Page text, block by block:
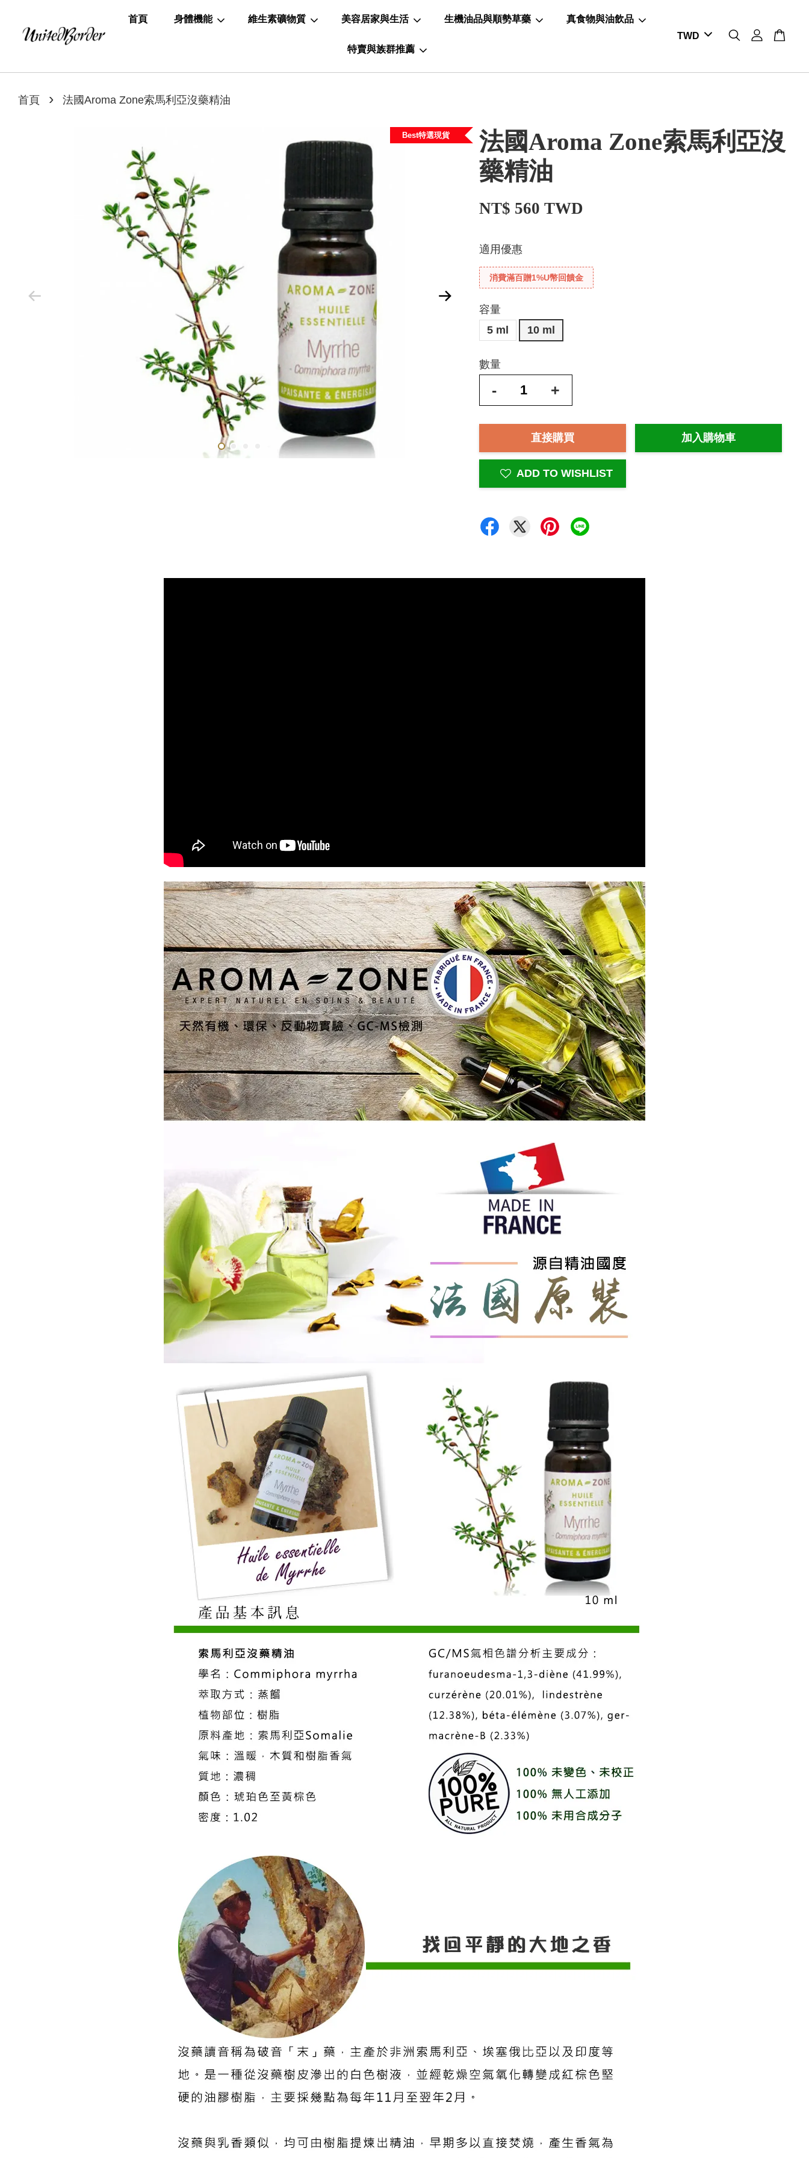
首頁 身體機能 維生素礦物質 美容居家與生活 生機油品與順勢草藥 真食物與油飲品
特賣與族群推薦
首頁 › 法國Aroma Zone索馬利亞沒藥精油
Best特選現貨
法國Aroma Zone索馬利亞沒
藥精油
NT$ 560 TWD
適用優惠
消費滿百贈1%U幣回饋金
容量
5 ml
10 ml
數量
- +
直接購買 加入購物車
ADD TO WISHLIST